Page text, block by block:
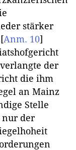
stärker
[Anm. 10]
der
die ihm
an Mainz
Stelle
nur der